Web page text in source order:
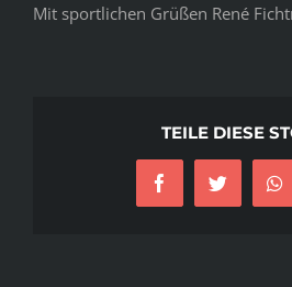
Mit sportlichen Grüßen René
TEILE DIESE
FacebookTwitter